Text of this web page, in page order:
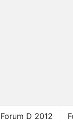
Forum D 2012